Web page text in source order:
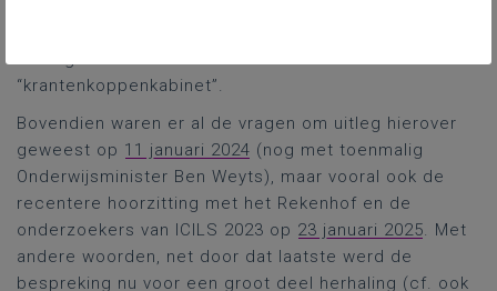
“krantenkoppenkabinet”.
Bovendien waren er al de vragen om uitleg hierover
geweest op 11 januari 2024 (nog met toenmalig
Onderwijsminister Ben Weyts), maar vooral ook de
recentere hoorzitting met het Rekenhof en de
onderzoekers van ICILS 2023 op 23 januari 2025. Met
andere woorden, net door dat laatste werd de
bespreking nu voor een groot deel herhaling (cf. ook